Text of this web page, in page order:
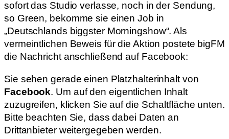
sofort das Studio verlasse, noch in der Sendung,
so Green, bekomme sie einen Job in
„Deutschlands biggster Morningshow“. Als
vermeintlichen Beweis für die Aktion postete bigFM
die Nachricht anschließend auf Facebook:
Sie sehen gerade einen Platzhalterinhalt von
Facebook. Um auf den eigentlichen Inhalt
zuzugreifen, klicken Sie auf die Schaltfläche unten.
Bitte beachten Sie, dass dabei Daten an
Drittanbieter weitergegeben werden.